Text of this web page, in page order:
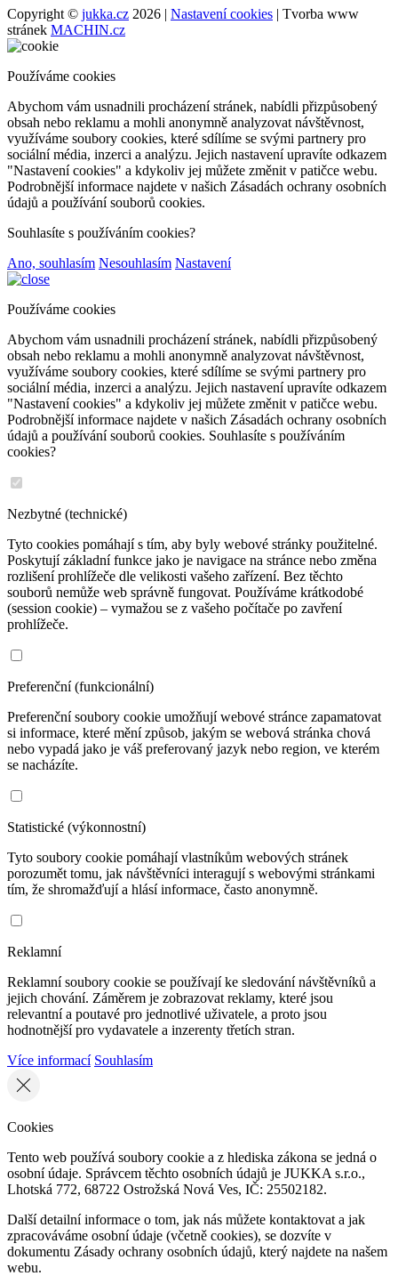
Copyright © jukka.cz 2026 | Nastavení cookies | Tvorba www
stránek MACHIN.cz
Používáme cookies
Abychom vám usnadnili procházení stránek, nabídli přizpůsobený
obsah nebo reklamu a mohli anonymně analyzovat návštěvnost,
využíváme soubory cookies, které sdílíme se svými partnery pro
sociální média, inzerci a analýzu. Jejich nastavení upravíte odkazem
"Nastavení cookies" a kdykoliv jej můžete změnit v patičce webu.
Podrobnější informace najdete v našich Zásadách ochrany osobních
údajů a používání souborů cookies.
Souhlasíte s používáním cookies?
Ano, souhlasím Nesouhlasím Nastavení
Používáme cookies
Abychom vám usnadnili procházení stránek, nabídli přizpůsobený
obsah nebo reklamu a mohli anonymně analyzovat návštěvnost,
využíváme soubory cookies, které sdílíme se svými partnery pro
sociální média, inzerci a analýzu. Jejich nastavení upravíte odkazem
"Nastavení cookies" a kdykoliv jej můžete změnit v patičce webu.
Podrobnější informace najdete v našich Zásadách ochrany osobních
údajů a používání souborů cookies. Souhlasíte s používáním
cookies?
Nezbytné (technické)
Tyto cookies pomáhají s tím, aby byly webové stránky použitelné.
Poskytují základní funkce jako je navigace na stránce nebo změna
rozlišení prohlížeče dle velikosti vašeho zařízení. Bez těchto
souborů nemůže web správně fungovat. Používáme krátkodobé
(session cookie) – vymažou se z vašeho počítače po zavření
prohlížeče.
Preferenční (funkcionální)
Preferenční soubory cookie umožňují webové stránce zapamatovat
si informace, které mění způsob, jakým se webová stránka chová
nebo vypadá jako je váš preferovaný jazyk nebo region, ve kterém
se nacházíte.
Statistické (výkonnostní)
Tyto soubory cookie pomáhají vlastníkům webových stránek
porozumět tomu, jak návštěvníci interagují s webovými stránkami
tím, že shromažďují a hlásí informace, často anonymně.
Reklamní
Reklamní soubory cookie se používají ke sledování návštěvníků a
jejich chování. Záměrem je zobrazovat reklamy, které jsou
relevantní a poutavé pro jednotlivé uživatele, a proto jsou
hodnotnější pro vydavatele a inzerenty třetích stran.
Více informací Souhlasím
Cookies
Tento web používá soubory cookie a z hlediska zákona se jedná o
osobní údaje. Správcem těchto osobních údajů je JUKKA s.r.o.,
Lhotská 772, 68722 Ostrožská Nová Ves, IČ: 25502182.
Další detailní informace o tom, jak nás můžete kontaktovat a jak
zpracováváme osobní údaje (včetně cookies), se dozvíte v
dokumentu Zásady ochrany osobních údajů, který najdete na našem
webu.